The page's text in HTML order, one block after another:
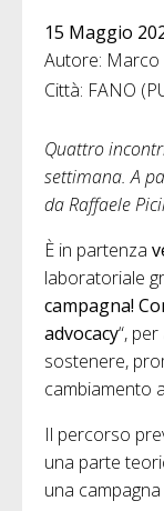
15 Maggio
Autore: Marco
Città: FANO
Quattro
settimana. A
da Raffaele
È in partenza
laboratoriale
campagna!
advocacy“,
sostenere,
cambiamento
Il percorso
una parte
una